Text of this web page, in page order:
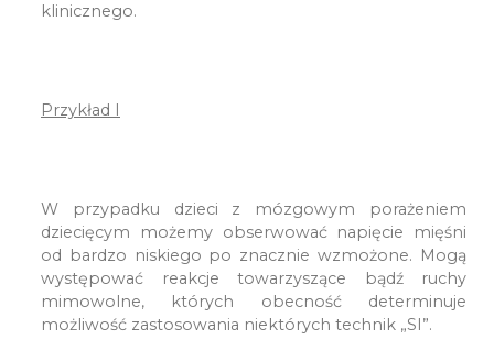
klinicznego.
Przykład I
W przypadku dzieci z mózgowym porażeniem
dziecięcym możemy obserwować napięcie mięśni
od bardzo niskiego po znacznie wzmożone. Mogą
występować reakcje towarzyszące bądź ruchy
mimowolne, których obecność determinuje
możliwość zastosowania niektórych technik „SI”.